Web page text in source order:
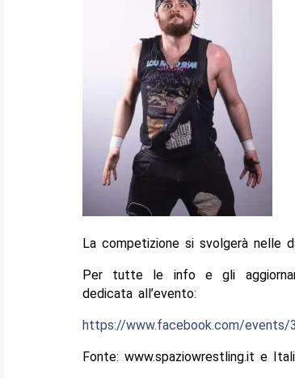
La competizione si svolgerà nelle
Per tutte le info e gli
dedicata all’evento:
https://www.facebook.com/events/
Fonte: www.spaziowrestling.it e